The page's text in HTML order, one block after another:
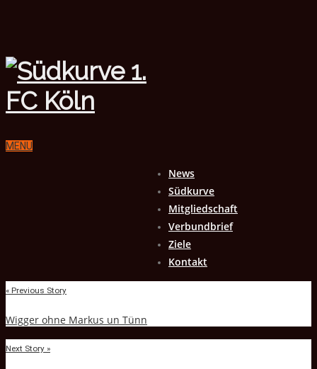
MENU
News
Südkurve
Mitgliedschaft
Verbundbrief
Ziele
Kontakt
« Previous Story
Wigger ohne Markus un Tünn
Next Story »